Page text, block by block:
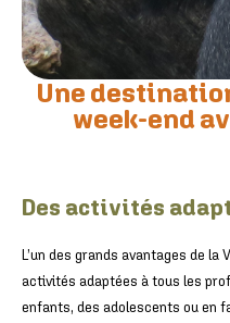
Une
week-end
Des activités
L’un des grands avantages de
activités adaptées à tous les
enfants, des adolescents ou en